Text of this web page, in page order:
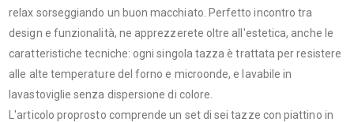
relax sorseggiando un buon macchiato. Perfetto incontro tra
design e funzionalità, ne apprezzerete oltre all'estetica, anche le
caratteristiche tecniche: ogni singola tazza è trattata per resistere
alle alte temperature del forno e microonde, e lavabile in
lavastoviglie senza dispersione di colore.
L'articolo proprosto comprende un set di sei tazze con piattino in